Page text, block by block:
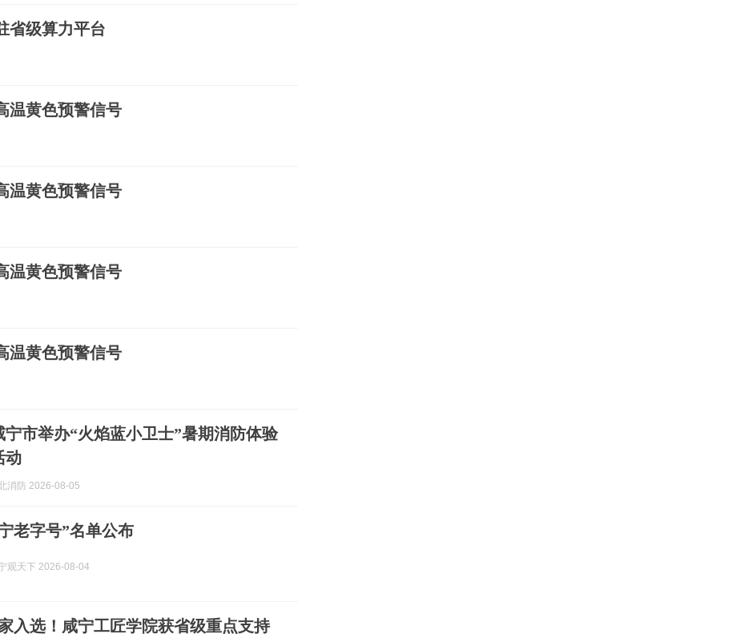
省级算力平台
温黄色预警信号
温黄色预警信号
温黄色预警信号
温黄色预警信号
宁市举办“火焰蓝小卫士”暑期消防体验
动
消防 2026-08-05
老字号”名单公布
观天下 2026-08-04
入选！咸宁工匠学院获省级重点支持